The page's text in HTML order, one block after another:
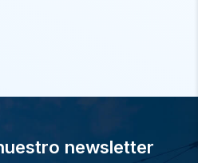
newsletter